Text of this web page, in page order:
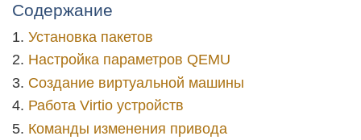
Содержание
Установка пакетов
Настройка параметров QEMU
Создание виртуальной машины
Работа Virtio устройств
Команды изменения привода